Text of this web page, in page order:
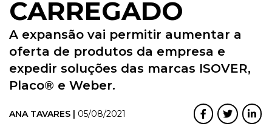
CARREGADO
A expansão vai permitir aumentar a
oferta de produtos da empresa e
expedir soluções das marcas ISOVER,
Placo® e Weber.
ANA TAVARES | 05/08/2021